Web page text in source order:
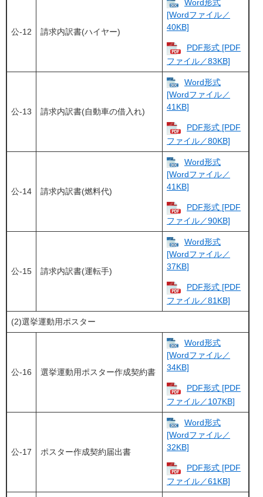
公-12 請求内訳書(ハイヤー)
Word形式
[Wordファイル／
40KB]
PDF形式 [PDF
ファイル／83KB]
公-13 請求内訳書(自動車の借入れ)
Word形式
[Wordファイル／
41KB]
PDF形式 [PDF
ファイル／80KB]
公-14 請求内訳書(燃料代)
Word形式
[Wordファイル／
41KB]
PDF形式 [PDF
ファイル／90KB]
公-15 請求内訳書(運転手)
Word形式
[Wordファイル／
37KB]
PDF形式 [PDF
ファイル／81KB]
(2)選挙運動用ポスター
公-16 選挙運動用ポスター作成契約書
Word形式
[Wordファイル／
34KB]
PDF形式 [PDF
ファイル／107KB]
公-17 ポスター作成契約届出書
Word形式
[Wordファイル／
32KB]
PDF形式 [PDF
ファイル／61KB]